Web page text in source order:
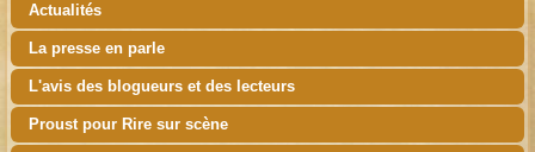
Actualités
La presse en parle
L'avis des blogueurs et des lecteurs
Proust pour Rire sur scène